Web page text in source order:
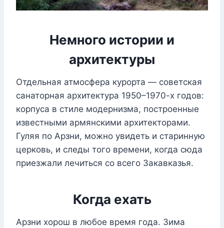
Немного истории и
архитектуры
Отдельная атмосфера курорта — советская
санаторная архитектура 1950–1970-х годов:
корпуса в стиле модернизма, построенные
известными армянскими архитекторами.
Гуляя по Арзни, можно увидеть и старинную
церковь, и следы того времени, когда сюда
приезжали лечиться со всего Закавказья.
Когда ехать
Арзни хорош в любое время года. Зима